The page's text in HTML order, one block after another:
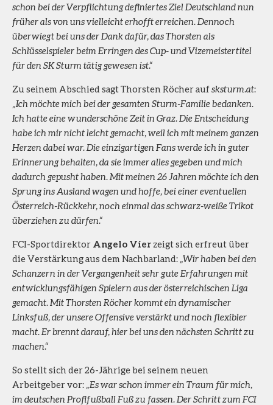
schon bei der Verpflichtung definiertes Ziel Deutschland nun
früher als von uns vielleicht erhofft erreichen. Dennoch
überwiegt bei uns der Dank dafür, das Thorsten als
Schlüsselspieler beim Erringen des Cup- und Vizemeistertitel
für den SK Sturm tätig gewesen ist.“
Zu seinem Abschied sagt Thorsten Röcher aufsksturm.at:
„Ich möchte mich bei der gesamten Sturm-Familie bedanken.
Ich hatte eine wunderschöne Zeit in Graz. Die Entscheidung
habe ich mir nicht leicht gemacht, weil ich mit meinem ganzen
Herzen dabei war. Die einzigartigen Fans werde ich in guter
Erinnerung behalten, da sie immer alles gegeben und mich
dadurch gepusht haben. Mit meinen 26 Jahren möchte ich den
Sprung ins Ausland wagen und hoffe, bei einer eventuellen
Österreich-Rückkehr, noch einmal das schwarz-weiße Trikot
überziehen zu dürfen.“
FCI-Sportdirektor Angelo Vier zeigt sich erfreut über
die Verstärkung aus dem Nachbarland: „Wir haben bei den
Schanzern in der Vergangenheit sehr gute Erfahrungen mit
entwicklungsfähigen Spielern aus der österreichischen Liga
gemacht. Mit Thorsten Röcher kommt ein dynamischer
Linksfuß, der unsere Offensive verstärkt und noch flexibler
macht. Er brennt darauf, hier bei uns den nächsten Schritt zu
machen.“
So stellt sich der 26-Jährige bei seinem neuen
Arbeitgeber vor: „Es war schon immer ein Traum für mich,
im deutschen Profifußball Fuß zu fassen. Der Schritt zum FCI